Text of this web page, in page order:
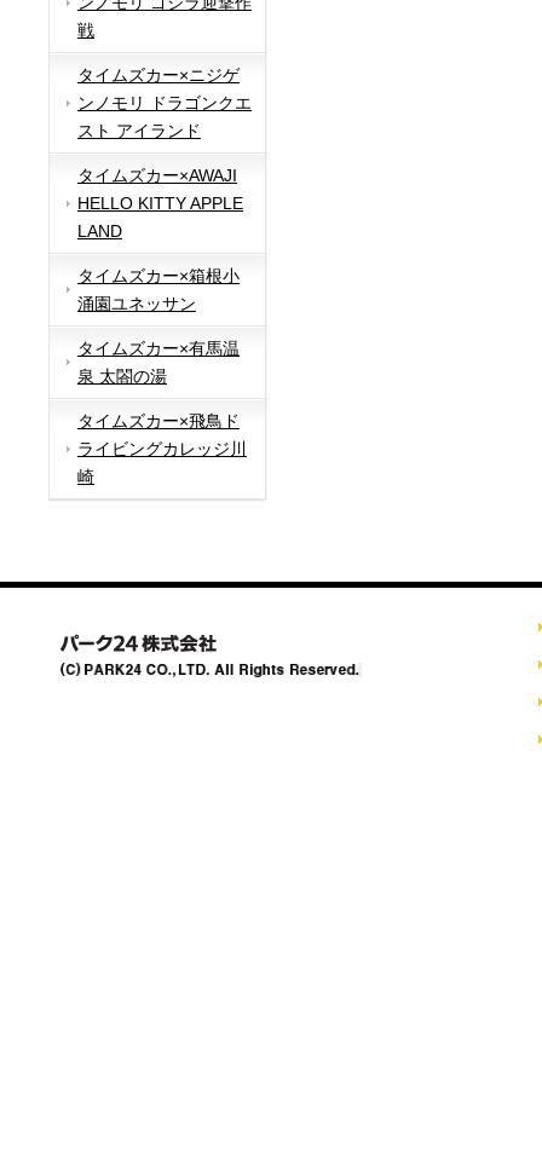
戦
タイムズカー×ニジゲ
ンノモリ ドラゴンクエ
スト アイランド
タイムズカー×AWAJI
HELLO KITTY APPLE
LAND
タイムズカー×箱根小
涌園ユネッサン
タイムズカー×有馬温
泉 太閤の湯
タイムズカー×飛鳥ド
ライビングカレッジ川
崎